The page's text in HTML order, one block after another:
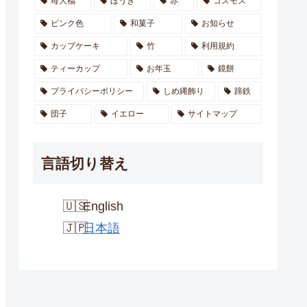
ピンク色 和菓子 お知らせ
カップケーキ 竹 利用規約
ティーカップ お年玉 鏡餅
プライバシーポリシー しめ縄飾り 蹄鉄
団子 イエロー サイトマップ
言語切り替え
English
日本語